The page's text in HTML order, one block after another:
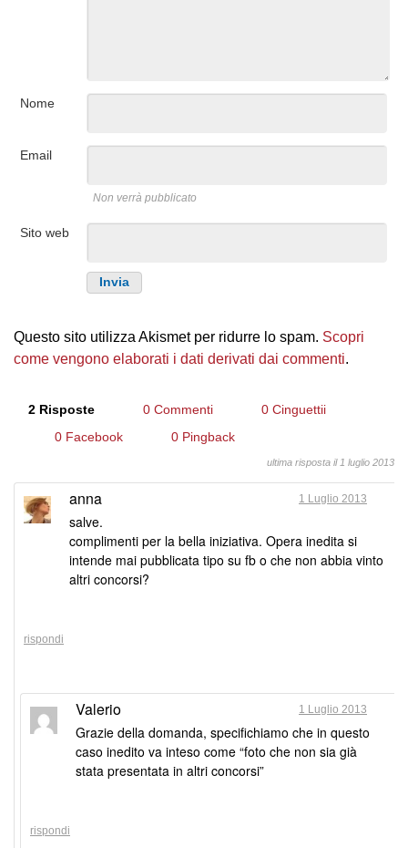
Nome
Email
Non verrà pubblicato
Sito web
Questo sito utilizza Akismet per ridurre lo spam. Scopri
come vengono elaborati i dati derivati dai commenti.
2 Risposte 0 Commenti
0 Cinguettii
0 Facebook
0 Pingback
ultima risposta il 1 luglio 2013
anna 1 Luglio 2013
salve.
complimenti per la bella iniziativa. Opera inedita si
intende mai pubblicata tipo su fb o che non abbia vinto
altri concorsi?
rispondi
Valerio 1 Luglio 2013
Grazie della domanda, specifichiamo che in questo
caso inedito va inteso come “foto che non sia già
stata presentata in altri concorsi”
rispondi